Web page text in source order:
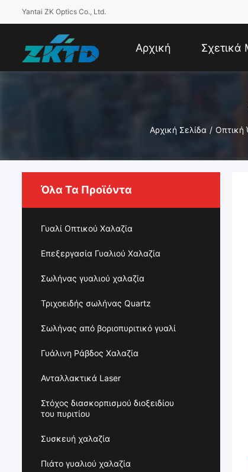
Yantai ZK Optics Co., Ltd.
Αρχική Σχετικά
Αρχική Σελίδα / Οπτική
Όλα Τα Προϊόντα
Γυαλί Οπτικού Χαλαζία
Επεξεργασία Γυαλιού Χαλαζία
Σωλήνας γυαλιού χαλαζία
Τριχοειδής σωλήνας Quartz
Σωλήνας από βοριοπυριτικό γυαλί
Γυάλινη Ράβδος Χαλαζία
Ανταλλακτικά Laser
Στόχος διασκορπισμού διοξειδίου
του πυριτίου
Συσκευή χαλαζία
Πιάτο γυαλιού χαλαζία